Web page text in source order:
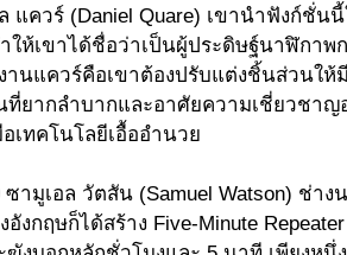
แควร์ (Daniel Quare) เขานำฟังก์ชั่
ให้เขาได้ชื่อว่าเป็นผู้ประดิษฐ์นาฬิกาพ
านแควร์คือเขาต้องปรับแต่งชิ้นส่วนใ
ที่ยากลำบากและอาศัยความเชี่ยวชาญ
อเทคโนโลยีเอื้ออำนวย
ซามูเอล วัตสัน (Samuel Watson) ช่า
อังกฤษก็ได้สร้าง Five-Minute